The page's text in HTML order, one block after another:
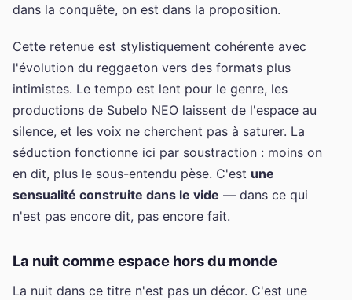
dans la conquête, on est dans la proposition.
Cette retenue est stylistiquement cohérente avec
l'évolution du reggaeton vers des formats plus
intimistes. Le tempo est lent pour le genre, les
productions de Subelo NEO laissent de l'espace au
silence, et les voix ne cherchent pas à saturer. La
séduction fonctionne ici par soustraction : moins on
en dit, plus le sous-entendu pèse. C'est une
sensualité construite dans le vide — dans ce qui
n'est pas encore dit, pas encore fait.
La nuit comme espace hors du monde
La nuit dans ce titre n'est pas un décor. C'est une